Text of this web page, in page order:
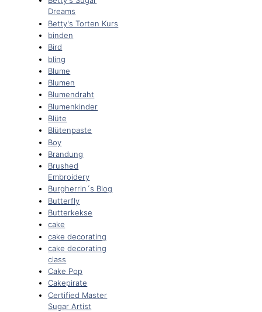
Dreams
Betty's Torten Kurs
binden
Bird
bling
Blume
Blumen
Blumendraht
Blumenkinder
Blüte
Blütenpaste
Boy
Brandung
Brushed
Embroidery
Burgherrin´s Blog
Butterfly
Butterkekse
cake
cake decorating
cake decorating
class
Cake Pop
Cakepirate
Certified Master
Sugar Artist